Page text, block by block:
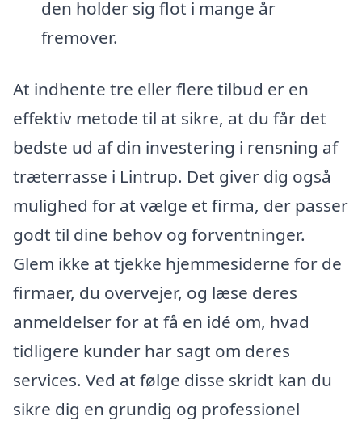
den holder sig flot i mange år
fremover.
At indhente tre eller flere tilbud er en
effektiv metode til at sikre, at du får det
bedste ud af din investering i rensning af
træterrasse i Lintrup. Det giver dig også
mulighed for at vælge et firma, der passer
godt til dine behov og forventninger.
Glem ikke at tjekke hjemmesiderne for de
firmaer, du overvejer, og læse deres
anmeldelser for at få en idé om, hvad
tidligere kunder har sagt om deres
services. Ved at følge disse skridt kan du
sikre dig en grundig og professionel